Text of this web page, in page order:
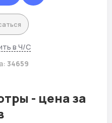
в Ч/С
34659
- цена за